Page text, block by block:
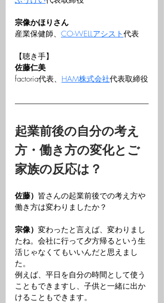
宗像かほりさん
産業保健師、 CO-WELLアシスト代表
【聴き手】
佐藤仁美
factoria代表、 HAM株式会社代表取締役
起業前後の自分の考え
方・働き方の変化とご
家族の反応は？
佐藤） 皆さんの起業前後での考え方や
働き方は変わりましたか？
宗像） 変わったと言えば、変わりまし
たね。会社に行って夕方帰るという生
活じゃなくてもいいんだと思えまし
た。
例えば、平日を自分の時間として使う
こともできますし、子供と一緒に出か
けることもできます。